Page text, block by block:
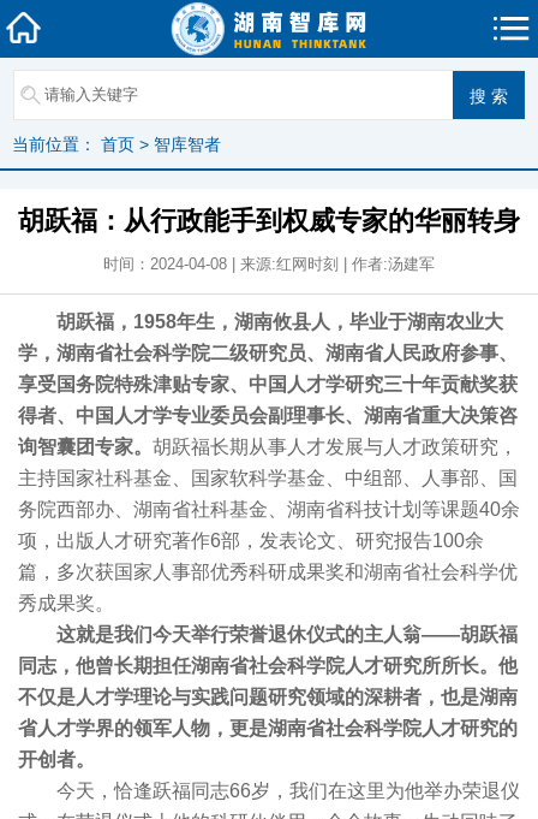
当前位置： 首页 > 智库智者
胡跃福：从行政能手到权威专家的华丽转身
时间：2024-04-08 | 来源:红网时刻 | 作者:汤建军
胡跃福，1958年生，湖南攸县人，毕业于湖南农业大
学，湖南省社会科学院二级研究员、湖南省人民政府参事、
享受国务院特殊津贴专家、中国人才学研究三十年贡献奖获
得者、中国人才学专业委员会副理事长、湖南省重大决策咨
询智囊团专家。 胡跃福长期从事人才发展与人才政策研究，
主持国家社科基金、国家软科学基金、中组部、人事部、国
务院西部办、湖南省社科基金、湖南省科技计划等课题40余
项，出版人才研究著作6部，发表论文、研究报告100余
篇，多次获国家人事部优秀科研成果奖和湖南省社会科学优
秀成果奖。
这就是我们今天举行荣誉退休仪式的主人翁——胡跃福
同志，他曾长期担任湖南省社会科学院人才研究所所长。他
不仅是人才学理论与实践问题研究领域的深耕者，也是湖南
省人才学界的领军人物，更是湖南省社会科学院人才研究的
开创者。
今天，恰逢跃福同志66岁，我们在这里为他举办荣退仪